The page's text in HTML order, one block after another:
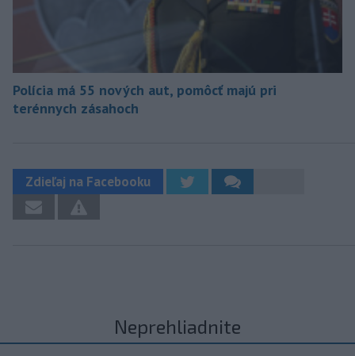
Polícia má 55 nových aut, pomôcť majú pri
terénnych zásahoch
Zdieľaj na Facebooku
Neprehliadnite